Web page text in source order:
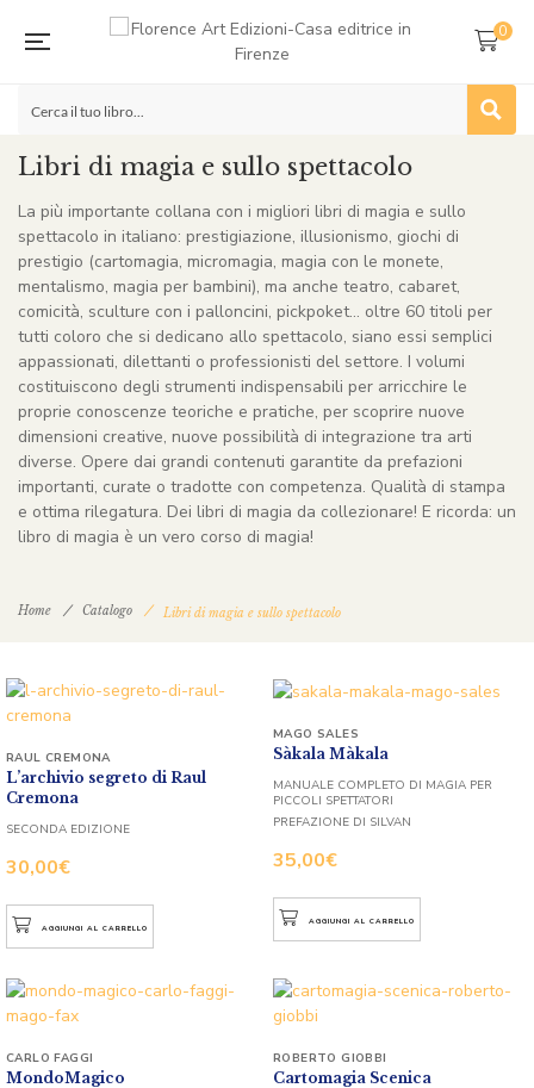
0
Libri di magia e sullo spettacolo
La più importante collana con i migliori libri di magia e sullo
spettacolo in italiano: prestigiazione, illusionismo, giochi di
prestigio (cartomagia, micromagia, magia con le monete,
mentalismo, magia per bambini), ma anche teatro, cabaret,
comicità, sculture con i palloncini, pickpoket… oltre 60 titoli per
tutti coloro che si dedicano allo spettacolo, siano essi semplici
appassionati, dilettanti o professionisti del settore. I volumi
costituiscono degli strumenti indispensabili per arricchire le
proprie conoscenze teoriche e pratiche, per scoprire nuove
dimensioni creative, nuove possibilità di integrazione tra arti
diverse. Opere dai grandi contenuti garantite da prefazioni
importanti, curate o tradotte con competenza. Qualità di stampa
e ottima rilegatura. Dei libri di magia da collezionare! E ricorda: un
libro di magia è un vero corso di magia!
Home Catalogo Libri di magia e sullo spettacolo
L’archivio segreto di Raul
Cremona
30,00€
RAUL CREMONA
SECONDA EDIZIONE
AGGIUNGI AL CARRELLO
Sàkala Màkala
35,00€
MAGO SALES
MANUALE COMPLETO DI MAGIA PER
PICCOLI SPETTATORI
PREFAZIONE DI SILVAN
AGGIUNGI AL CARRELLO
MondoMagico
CARLO FAGGI
Cartomagia Scenica
ROBERTO GIOBBI